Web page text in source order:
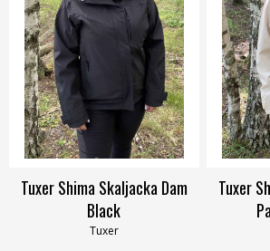
Tuxer Shima Skaljacka Dam
Black
Tuxer
Tuxer